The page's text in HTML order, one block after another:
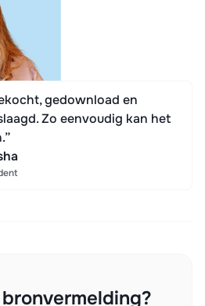
gedownload en
Zo eenvoudig kan het